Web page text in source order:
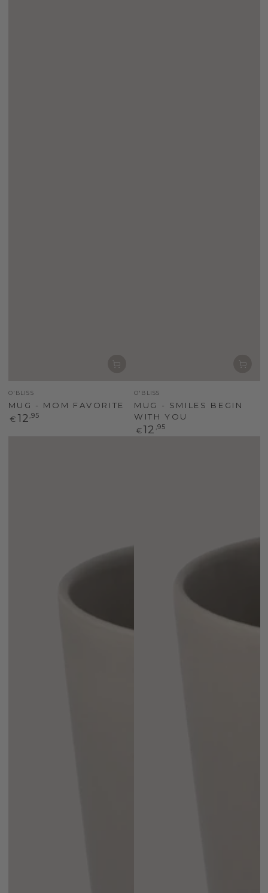
Verkoper
O'BLISS
MUG - MOM FAVORITE
Normale
€ 12 ,95
Verkoper
O'BLISS
MUG - SMILES BEGIN
WITH YOU
Normale
€ 12 ,95